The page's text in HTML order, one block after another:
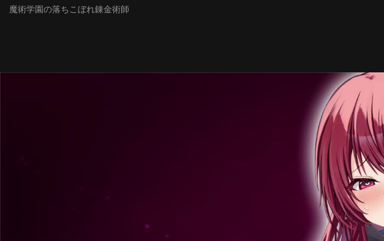
魔術学園の落ちこぼれ錬金術師